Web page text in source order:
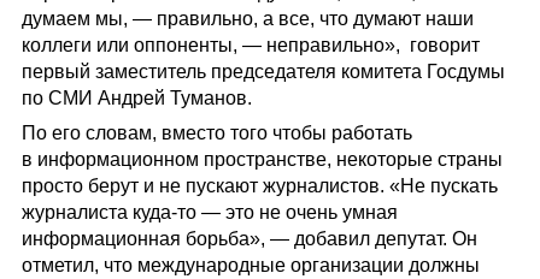
думаем мы, — правильно, а все, что думают наши
коллеги или оппоненты, — неправильно», говорит
первый заместитель председателя комитета Госдумы
по СМИ Андрей Туманов.
По его словам, вместо того чтобы работать
в информационном пространстве, некоторые страны
просто берут и не пускают журналистов. «Не пускать
журналиста куда-то — это не очень умная
информационная борьба», — добавил депутат. Он
отметил, что международные организации должны